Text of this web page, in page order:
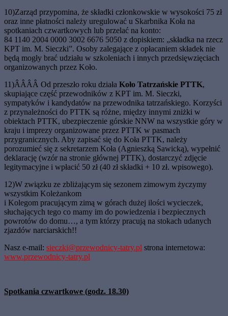
10)Zarząd przypomina, że składki członkowskie w wysokości 75 zł
oraz inne płatności należy uregulować u Skarbnika Koła na
spotkaniach czwartkowych lub przelać na konto:
84 1140 2004 0000 3002 6676 5050 z dopiskiem: „składka na rzecz
KPT im. M. Sieczki”. Osoby zalegające z opłacaniem składek nie
będą mogły brać udziału w szkoleniach i innych przedsięwzięciach
organizowanych przez Koło.
11)ÂÂÂÂ Od przeszło roku działa Koło Tatrzańskie PTTK,
skupiające część przewodników z KPT im. M. Sieczki,
sympatyków i kandydatów na przewodnika tatrzańskiego. Korzyści
z przynależności do PTTK są różne, między innymi zniżki w
obiektach PTTK, ubezpieczenie górskie NNW na wszystkie góry w
kraju i imprezy organizowane przez PTTK w pasmach
przygranicznych. Aby zapisać się do Koła PTTK, należy
porozumieć się z sekretarzem Koła (Agnieszką Sawicką), wypełnić
deklarację (wzór na stronie głównej PTTK), dostarczyć zdjęcie
legitymacyjne i wpłacić 50 zł (40 zł składki + 10 zł. wpisowego).
12)W związku ze zbliżającym się sezonem zimowym życzymy
wszystkim Koleżankom
i Kolegom pracującym zimą w górach dużej ilości wycieczek,
słuchających tego co mamy im do powiedzenia i bezpiecznych
powrotów do domu…, a tym którzy pracują na stokach udanych
zjazdów narciarskich!!
Nasz e-mail: sieczki@przewodnicy-tatry.pl strona internetowa:
www.przewodnicy-tatry.pl
Spotkania czwartkowe (godz. 18.30)